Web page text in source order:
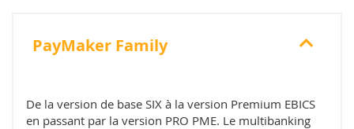
PayMaker Family
De la version de base SIX à la version Premium EBICS
en passant par la version PRO PME. Le multibanking